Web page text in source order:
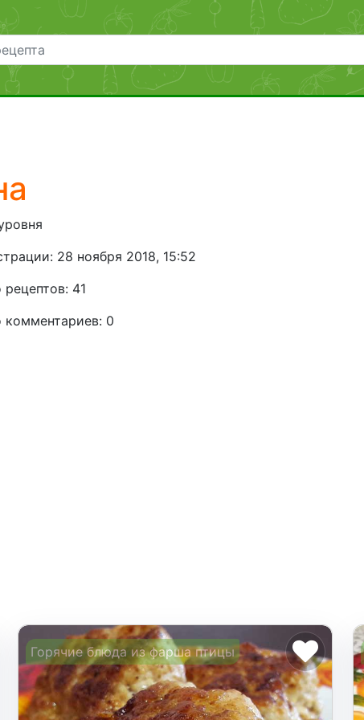
28 ноября 2018, 15:52
41
комментариев: 0
Горячие блюда из фарша птицы